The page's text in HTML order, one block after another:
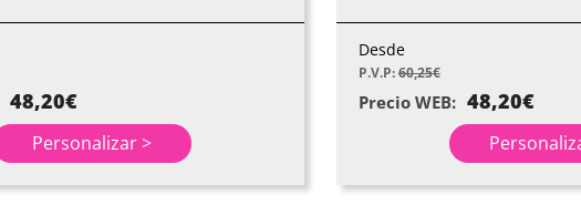
48,20€
Personalizar >
Desde
P.V.P:60,25€
Precio WEB: 48,20€